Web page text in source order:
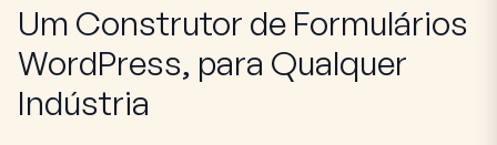
Um Construtor de Formulários
WordPress, para Qualquer
Indústria